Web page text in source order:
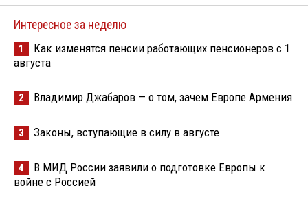
Интересное за неделю
1
Как изменятся пенсии работающих пенсионеров с 1
августа
2 Владимир Джабаров — о том, зачем Европе Армения
3 Законы, вступающие в силу в августе
4
В МИД России заявили о подготовке Европы к
войне с Россией